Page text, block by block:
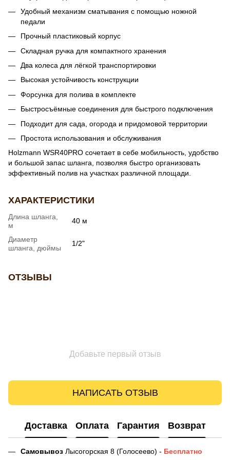
Удобный механизм сматывания с помощью ножной
педали
Прочный пластиковый корпус
Складная ручка для компактного хранения
Два колеса для лёгкой транспортировки
Высокая устойчивость конструкции
Форсунка для полива в комплекте
Быстросъёмные соединения для быстрого подключения
Подходит для сада, огорода и придомовой территории
Простота использования и обслуживания
Holzmann WSR40PRO сочетает в себе мобильность, удобство
и большой запас шланга, позволяя быстро организовать
эффективный полив на участках различной площади.
ХАРАКТЕРИСТИКИ
Длина шланга,
м
40 м
Диаметр
шланга, дюймы
1/2"
ОТЗЫВЫ
Добавьте первый отзыв
НАПИСАТЬ ОТЗЫВ
Доставка Оплата Гарантия Возврат
Самовывоз Лысогорская 8 (Голосеево) - Бесплатно